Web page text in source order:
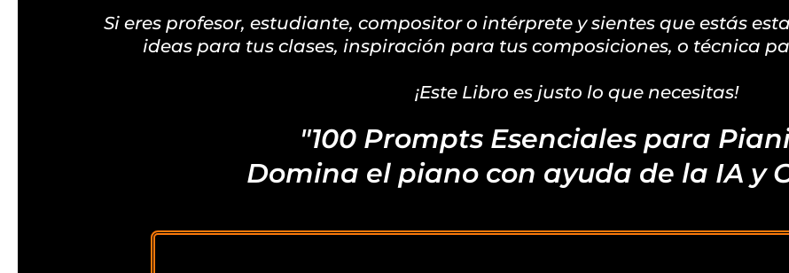
Si eres profesor, estudiante, compositor o intérprete y sientes que estás
ideas para tus clases, inspiración para tus composiciones, o técnica
¡Este Libro es justo lo que necesitas!
"100 Prompts Esenciales para
Domina el piano con ayuda de la IA y